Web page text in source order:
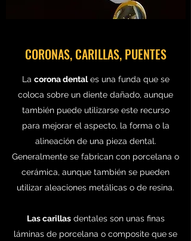
CORONAS, CARILLAS, PUENTES
La corona dentales una funda que se
coloca sobre un diente dañado, aunque
también puede utilizarse este recurso
para mejorar el aspecto, la forma o la
alineación de una pieza dental.
Generalmente se fabrican con porcelana o
cerámica, aunque también se pueden
utilizar aleaciones metálicas o de resina.
Las carillasdentales son unas finas
láminas de porcelana o composite quese